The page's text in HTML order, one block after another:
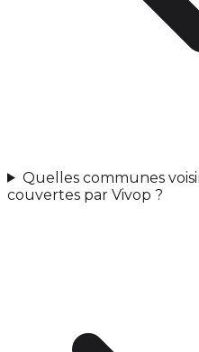
Quelles communes
couvertes par Vivop ?